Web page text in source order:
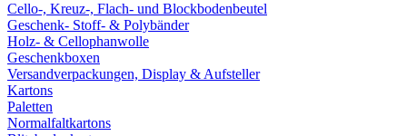
Cello-, Kreuz-, Flach- und Blockbodenbeutel
Geschenk- Stoff- & Polybänder
Holz- & Cellophanwolle
Geschenkboxen
Versandverpackungen, Display & Aufsteller
Kartons
Paletten
Normalfaltkartons